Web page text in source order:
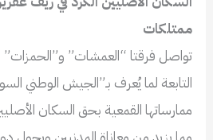
ممتلكات
تواصل فرقتا “العمشات” و”الحمزات”
التابعة لما يُعرف بـ”الجيش الوطني
ممارساتها القمعية بحق السكان